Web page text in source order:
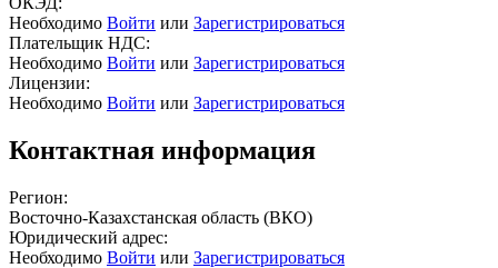
Необходимо Войти или Зарегистрироваться
Плательщик НДС:
Необходимо Войти или Зарегистрироваться
Лицензии:
Необходимо Войти или Зарегистрироваться
Контактная информация
Регион:
Восточно-Казахстанская область (ВКО)
Юридический адрес:
Необходимо Войти или Зарегистрироваться